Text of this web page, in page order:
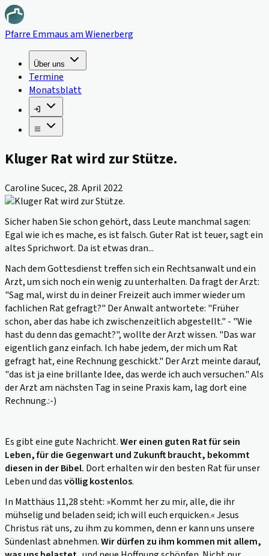
Pfarre Emmaus am Wienerberg
Über uns
Termine
Monatsblatt
Kluger Rat wird zur Stütze.
Caroline Sucec, 28. April 2022
Sicher haben Sie schon gehört, dass Leute manchmal sagen:
Egal wie ich es mache, es ist falsch. Guter Rat ist teuer, sagt ein
altes Sprichwort. Da ist etwas dran...
Nach dem Gottesdienst treffen sich ein Rechtsanwaltund ein
Arzt,um sich noch ein wenig zu unterhalten. Da fragt derArzt:
"Sag mal, wirst du in deiner Freizeit auch immer wieder um
fachlichen Rat gefragt?" DerAnwaltantwortete: "Früher
schon, aber das habe ich zwischenzeitlich abgestellt." - "Wie
hast du denn das gemacht?", wollte derArztwissen. "Das war
eigentlich ganz einfach. Ich habe jedem, der mich um Rat
gefragt hat, eine Rechnung geschickt." DerArztmeinte darauf,
"das ist ja eine brillante Idee, das werde ich auch versuchen." Als
derArztam nächsten Tag in seine Praxis kam, lag dort eine
Rechnung.:-)
Es gibt eine gute Nachricht.Wer einen guten Rat für sein
Leben, für die Gegenwart und Zukunft braucht, bekommt
diesen in der Bibel. Dort erhalten wir den besten Rat für unser
Leben und dasvöllig kostenlos.
In Matthäus 11,28 steht: »Kommt her zu mir, alle, die ihr
mühselig und beladen seid; ich will euch erquicken.« Jesus
Christus rät uns, zu ihm zu kommen, denn er kann uns unsere
Sündenlast abnehmen.Wir dürfen zu ihm kommen mit allem,